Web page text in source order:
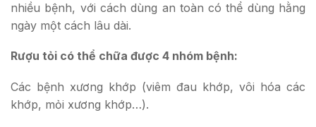
nhiều bệnh, với cách dùng an toàn có thể dùng hằng
ngày một cách lâu dài.
Rượu tỏi có thể chữa được 4 nhóm bệnh:
Các bệnh xương khớp (viêm đau khớp, vôi hóa các
khớp, mỏi xương khớp…).